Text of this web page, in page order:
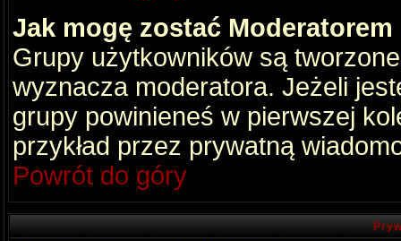
Jak mogę zostać
Grupy użytkowników są
wyznacza moderatora. Jeżeli
grupy powinieneś w pierwszej
przykład przez prywatną
Powrót do góry